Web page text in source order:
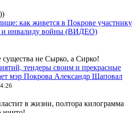
как живется в Покрове участнику
и инвалиду войны (ВИДЕО)
не Сырко, а Сирко!
тендеры своим и прекрасные
мэр Покрова Александр Шаповал
в жизни, полтора килограмма